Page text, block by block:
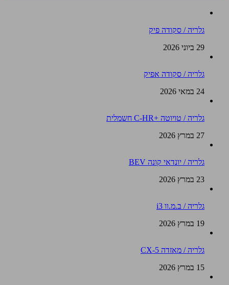
גלריה / סקודה פיק
29 ביוני 2026
גלריה / סקודה אפיק
24 במאי 2026
גלריה / טויוטה +C-HR חשמלית
27 במרץ 2026
גלריה / יונדאי קונה BEV
23 במרץ 2026
גלריה / ב.מ.וו i3
19 במרץ 2026
גלריה / מאזדה CX-5
15 במרץ 2026